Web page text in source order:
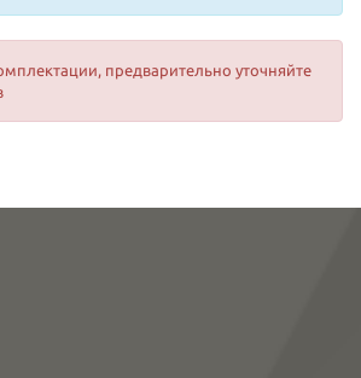
предварительно уточняйте